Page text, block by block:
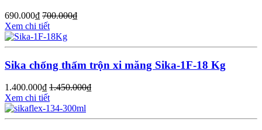
690.000₫ 700.000₫
Xem chi tiết
Sika chống thấm trộn xi măng Sika-1F-18 Kg
1.400.000₫ 1.450.000₫
Xem chi tiết